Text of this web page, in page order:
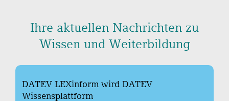
Ihre aktuellen Nachrichten zu
Wissen und Weiterbildung
DATEV LEXinform wird DATEV
Wissensplattform